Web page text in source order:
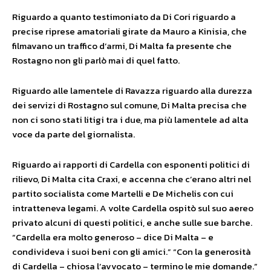
Riguardo a quanto testimoniato da Di Cori riguardo a
precise riprese amatoriali girate da Mauro a Kinisia, che
filmavano un traffico d’armi, Di Malta fa presente che
Rostagno non gli parlò mai di quel fatto.
Riguardo alle lamentele di Ravazza riguardo alla durezza
dei servizi di Rostagno sul comune, Di Malta precisa che
non ci sono stati litigi tra i due, ma più lamentele ad alta
voce da parte del giornalista.
Riguardo ai rapporti di Cardella con esponenti politici di
rilievo, Di Malta cita Craxi, e accenna che c’erano altri nel
partito socialista come Martelli e De Michelis con cui
intratteneva legami. A volte Cardella ospitò sul suo aereo
privato alcuni di questi politici, e anche sulle sue barche.
“Cardella era molto generoso – dice Di Malta – e
condivideva i suoi beni con gli amici.” “Con la generosità
di Cardella – chiosa l’avvocato – termino le mie domande.”